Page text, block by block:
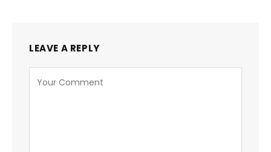
LEAVE A REPLY